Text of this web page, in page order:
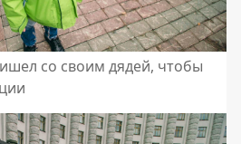
со своим дядей, чтобы